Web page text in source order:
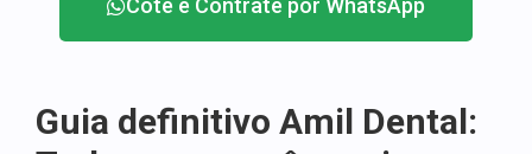
Cote e Contrate por WhatsApp
Guia definitivo Amil Dental: